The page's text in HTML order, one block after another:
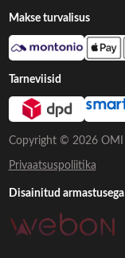
Copyright © 2026 OMI
Privaatsuspoliitika
Makse turvalisus
Tarneviisid
Disainitud armastusega